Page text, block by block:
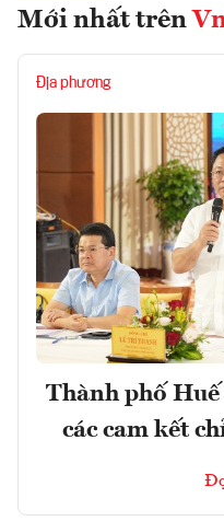
Mới nhất trên
Địa phương
Thành phố
các cam kết